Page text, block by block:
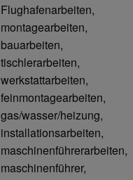
Flughafenarbeiten,
montagearbeiten,
bauarbeiten,
tischlerarbeiten,
werkstattarbeiten,
feinmontagearbeiten,
gas/wasser/heizung,
installationsarbeiten,
maschinenführerarbeiten,
maschinenführer,